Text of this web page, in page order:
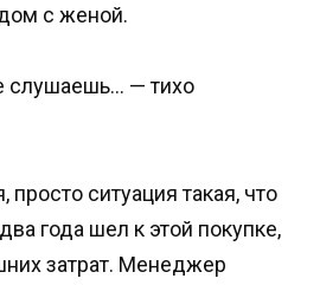
с женой.
— тихо
ситуация такая, что
года шел к этой покупке,
затрат. Менеджер